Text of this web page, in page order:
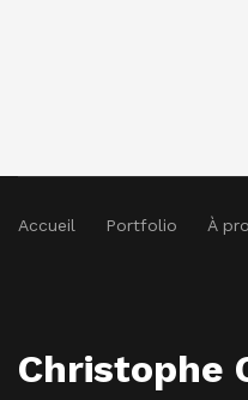
Accueil Portfolio À
Christophe